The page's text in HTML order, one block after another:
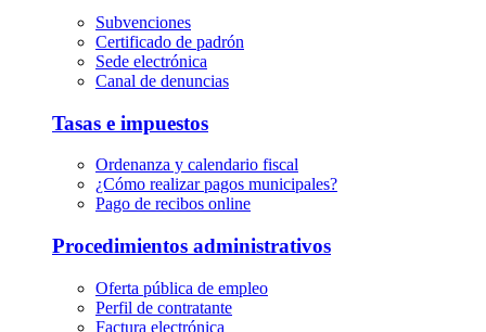
Subvenciones
Certificado de padrón
Sede electrónica
Canal de denuncias
Tasas e impuestos
Ordenanza y calendario fiscal
¿Cómo realizar pagos municipales?
Pago de recibos online
Procedimientos administrativos
Oferta pública de empleo
Perfil de contratante
Factura electrónica